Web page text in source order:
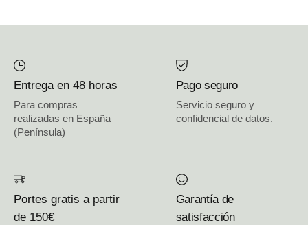
Entrega en 48 horas
Para compras
realizadas en España
(Península)
Pago seguro
Servicio seguro y
confidencial de datos.
Portes gratis a partir
de 150€
Garantía de
satisfacción